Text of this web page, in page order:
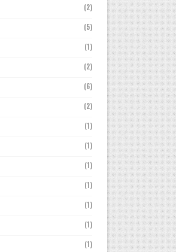
(2)
(5)
(1)
(2)
(6)
(2)
(1)
(1)
(1)
(1)
(1)
(1)
(1)